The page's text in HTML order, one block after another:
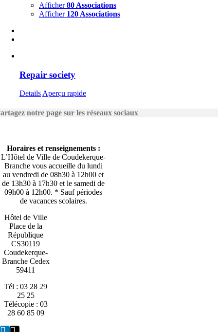
Afficher80 Associations
Afficher 120 Associations
Repair society
DetailsAperçu rapide
notre page sur les réseaux sociaux
Horaires et renseignements :
L’Hôtel de Ville de Coudekerque-
Branche vous accueille du lundi
au vendredi de 08h30 à 12h00 et
de 13h30 à 17h30 et le samedi de
09h00 à 12h00. * Sauf périodes
de vacances scolaires.
Hôtel de Ville
Place de la
République
CS30119
Coudekerque-
Branche Cedex
59411
Tél : 03 28 29
25 25
Télécopie : 03
28 60 85 09